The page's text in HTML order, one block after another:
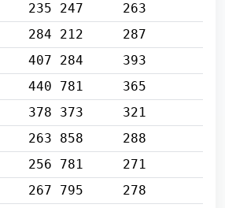
235 247
263
284 212
287
407 284
393
440 781
365
378 373
321
263 858
288
256 781
271
267 795
278